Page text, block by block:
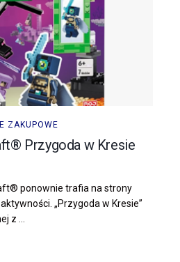
ZAKUPOWE
Przygoda w Kresie
ponownie trafia na strony
„Przygoda w Kresie”
z ...